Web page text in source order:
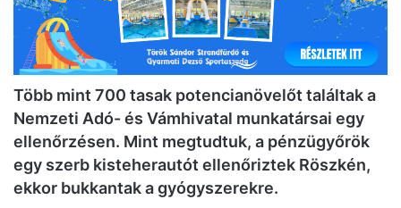
Több mint 700 tasak potencianövelőt találtak a
Nemzeti Adó- és Vámhivatal munkatársai egy
ellenőrzésen. Mint megtudtuk, a pénzügyőrök
egy szerb kisteherautót ellenőriztek Röszkén,
ekkor bukkantak a gyógyszerekre.